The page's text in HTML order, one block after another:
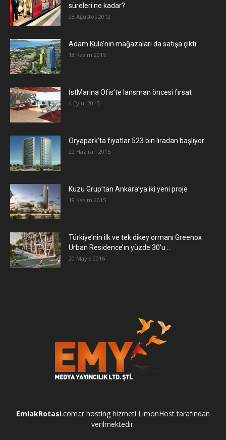
süreleri ne kadar?
28 Ağustos 2012
Adam Kule’nin mağazaları da satışa çıktı
18 Kasım 2015
İstMarina Ofis’te lansman öncesi fırsat
4 Eylül 2015
Oryapark’ta fiyatlar 523 bin liradan başlıyor
22 Haziran 2015
​Kuzu Grup’tan Ankara’ya iki yeni proje
19 Kasım 2015
Türkiye’nin ilk ve tek dikey ormanı Greenox
Urban Residence’ın yüzde 30’u...
20 Mayıs 2016
EmlakRotasi.com.tr hosting hizmeti LimonHost tarafından
verilmektedir.